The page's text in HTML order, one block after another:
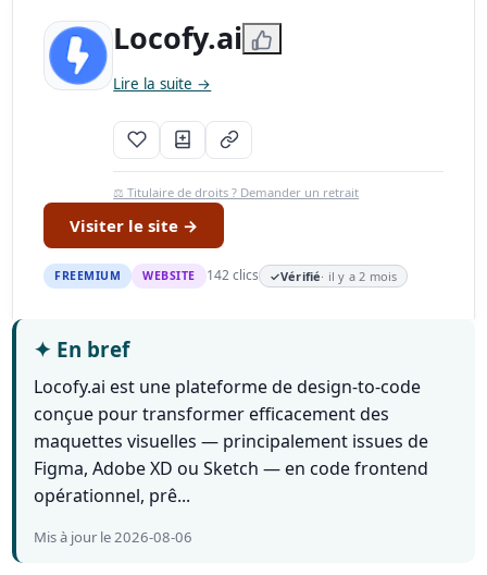
Locofy.ai
Lire la suite →
⚖️ Titulaire de droits ? Demander un retrait
Visiter le site →
FREEMIUM WEBSITE 142 clics ✓Vérifié· il y a 2 mois
✦ En bref
Locofy.ai est une plateforme de design-to-code
conçue pour transformer efficacement des
maquettes visuelles — principalement issues de
Figma, Adobe XD ou Sketch — en code frontend
opérationnel, prê...
Mis à jour le 2026-08-06